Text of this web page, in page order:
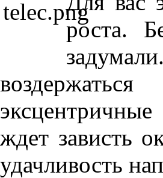
роста.
ждет зависть
удачливость